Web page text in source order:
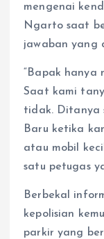
mengenai
Ngarto saat
jawaban yang
“Bapak hanya
Saat kami
tidak. Ditanya
Baru ketika
atau mobil
satu petugas
Berbekal
kepolisian
parkir yang